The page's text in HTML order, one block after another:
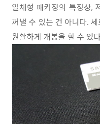
일체형 패키징의 특징상,
꺼낼 수 있는 건 아니다.
원활하게 개봉을 할 수 있